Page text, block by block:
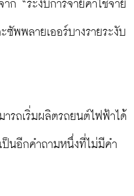
ก “ระงับการจ่ายค่าใช้จ่าย
ซัพพลายเออร์บางรายระงับ
รถเริ่มผลิตรถยนต์ไฟฟ้าได้
ป็นอีกคำถามหนึ่งที่ไม่มีคำ